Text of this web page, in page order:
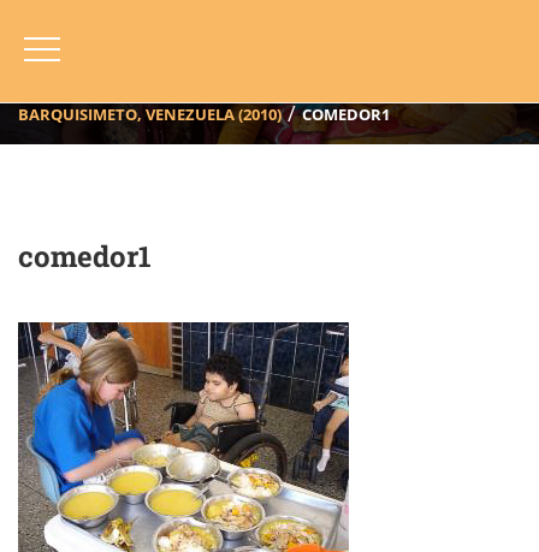
Comedor1
BARQUISIMETO, VENEZUELA (2010)
COMEDOR1
comedor1